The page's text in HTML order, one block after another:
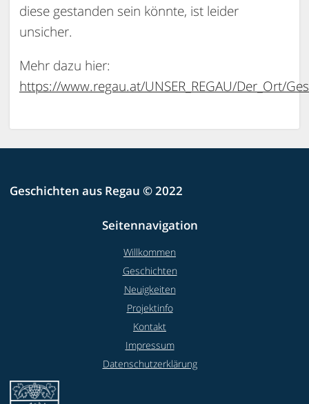
diese gestanden sein könnte, ist leider
unsicher.
Mehr dazu hier:
https://www.regau.at/UNSER_REGAU/Der_Ort/
Geschichten aus Regau © 2022
Seitennavigation
Willkommen
Geschichten
Neuigkeiten
Projektinfo
Kontakt
Impressum
Datenschutzerklärung